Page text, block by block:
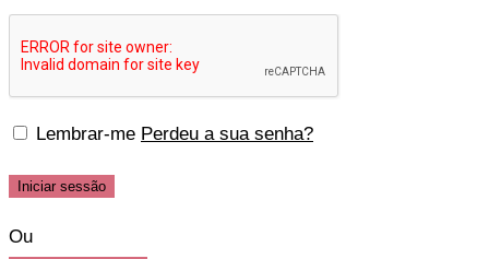
Lembrar-me Perdeu a sua senha?
Iniciar sessão
Ou